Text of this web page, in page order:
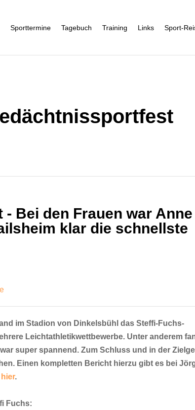
Sporttermine Tagebuch Training Links Sport-
Bei den Frauen war Anne
klar die schnellste
im Stadion von Dinkelsbühl das Steffi-Fuchs-
Leichtathletikwettbewerbe. Unter anderem
super spannend. Zum Schluss und in der
Einen kompletten Bericht hierzu gibt es bei
.
Fuchs: